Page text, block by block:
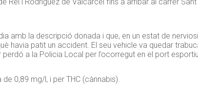
Rei i Rodríguez de Valcárcel fins a arribar al carrer
amb la descripció donada i que, en un estat de
havia patit un accident. El seu vehicle va quedar
a la Policia Local per l’ocorregut en el port
0,89 mg/l, i per THC (cànnabis).